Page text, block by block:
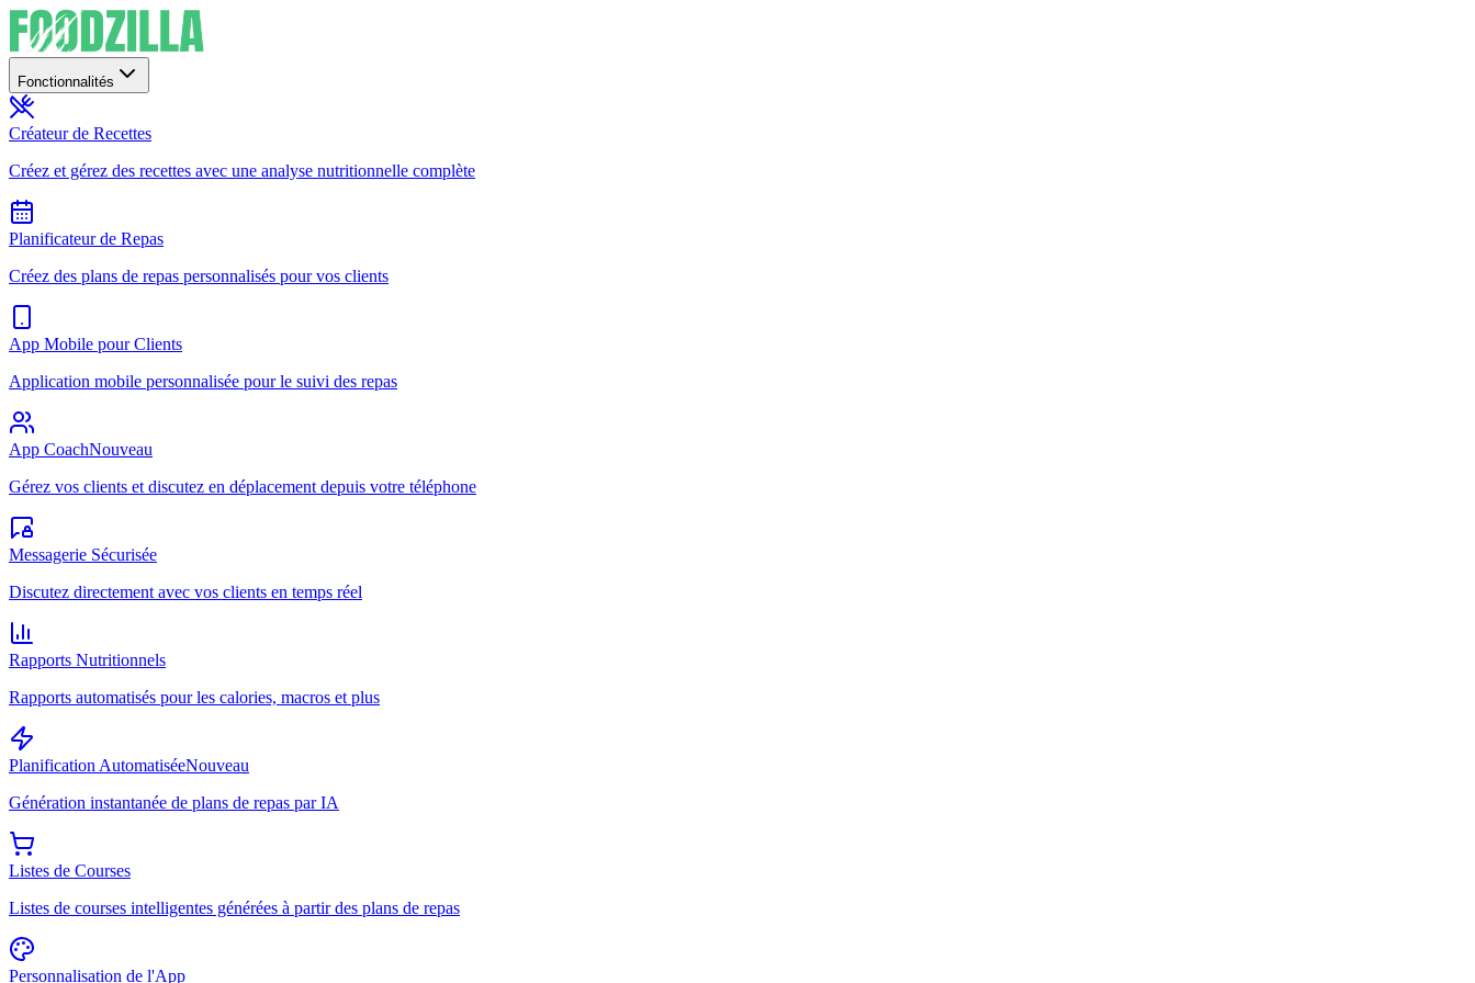
Fonctionnalités
Créateur de Recettes
Créez et gérez des recettes avec une analyse nutritionnelle complète
Planificateur de Repas
Créez des plans de repas personnalisés pour vos clients
App Mobile pour Clients
Application mobile personnalisée pour le suivi des repas
App CoachNouveau
Gérez vos clients et discutez en déplacement depuis votre téléphone
Messagerie Sécurisée
Discutez directement avec vos clients en temps réel
Rapports Nutritionnels
Rapports automatisés pour les calories, macros et plus
Planification AutomatiséeNouveau
Génération instantanée de plans de repas par IA
Listes de Courses
Listes de courses intelligentes générées à partir des plans de repas
Personnalisation de l'App